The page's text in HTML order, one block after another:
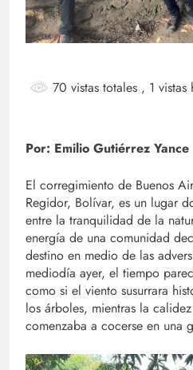
70 vistas totales , 1 vistas
Por: Emilio Gutiérrez Yance
El corregimiento de Buenos
Regidor, Bolívar, es un lugar
entre la tranquilidad de la
energía de una comunidad
destino en medio de las
mediodía ayer, el tiempo
como si el viento susurrara
los árboles, mientras la
comenzaba a cocerse en una